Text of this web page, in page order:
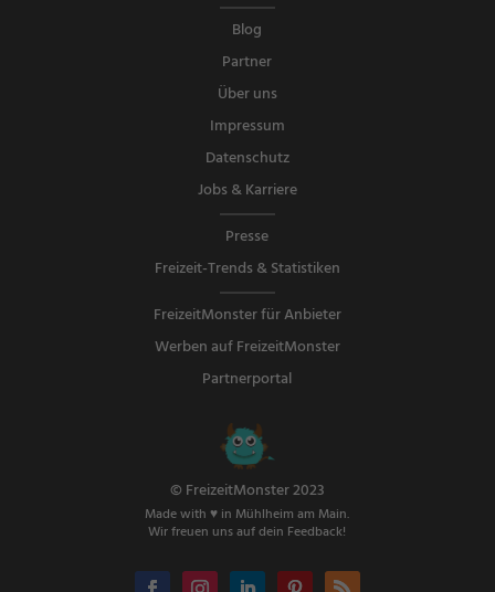
Blog
Partner
Über uns
Impressum
Datenschutz
Jobs & Karriere
Presse
Freizeit-Trends & Statistiken
FreizeitMonster für Anbieter
Werben auf FreizeitMonster
Partnerportal
© FreizeitMonster 2023
Made with ♥ in Mühlheim am Main.
Wir freuen uns auf dein Feedback!